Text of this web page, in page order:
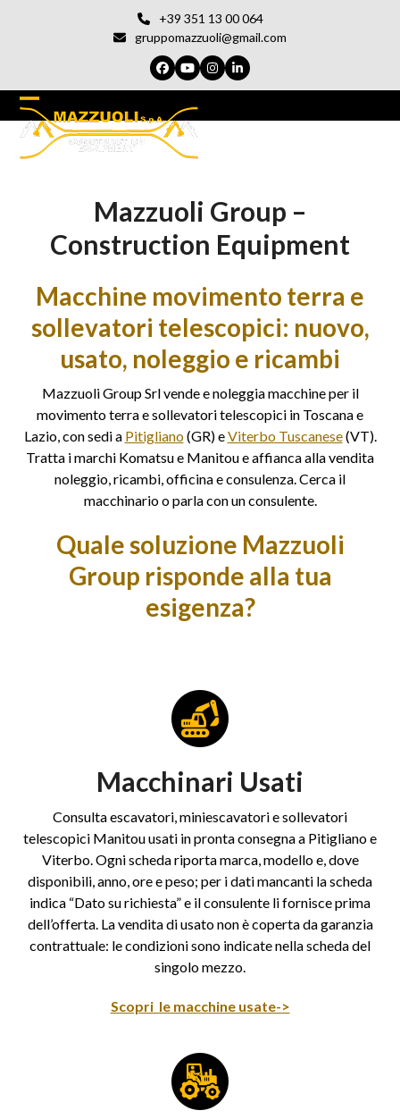
+39 351 13 00 064
gruppomazzuoli@gmail.com
Facebook
YouTubeInstagram
LinkedIn
Open
mobile
Chiudi
cellulare
Mazzuoli Group –
Construction Equipment
Macchine movimento terra e
sollevatori telescopici: nuovo,
usato, noleggio e ricambi
Mazzuoli Group Srl vende e noleggia macchine per il
movimento terra e sollevatori telescopici in Toscana e
Lazio, con sedi a Pitigliano(GR) eViterbo Tuscanese(VT).
Tratta i marchi Komatsu e Manitou e affianca alla vendita
noleggio, ricambi, officina e consulenza. Cerca il
macchinario o parla con un consulente.
Quale soluzione Mazzuoli
Group risponde alla tua
esigenza?
Macchinari Usati
Consulta escavatori, miniescavatori e sollevatori
telescopici Manitou usati in pronta consegna a Pitigliano e
Viterbo. Ogni scheda riporta marca, modello e, dove
disponibili, anno, ore e peso; per i dati mancanti la scheda
indica “Dato su richiesta” e il consulente li fornisce prima
dell’offerta. La vendita di usato non è coperta da garanzia
contrattuale: le condizioni sono indicate nella scheda del
singolo mezzo.
Scopri le macchine usate->